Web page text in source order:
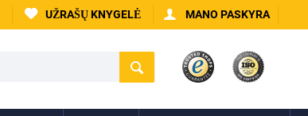
UŽRAŠŲ KNYGELĖ MANO PASKYRA